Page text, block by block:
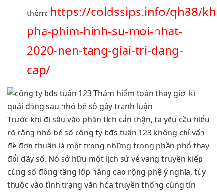
thêm: https://coldssips.info/qh88/
pha-phim-hinh-su-moi-nhat-
2020-nen-tang-giai-tri-dang-
cap/
Trước khi đi sâu vào phân tích cẩn thận, ta yêu cầu hiểu
rõ rằng nhỏ bé số công ty bđs tuấn 123 không chỉ vấn
đề đơn thuần là một trong những trong phần phổ thay
đổi dãy số. Nó sở hữu một lịch sử vẻ vang truyền kiếp
cùng số đông tầng lớp nâng cao rộng phệ ý nghĩa, tùy
thuộc vào tình trạng văn hóa truyền thống cùng tín